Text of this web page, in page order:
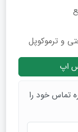
و ترموکوپل
اپ
تماس خود را